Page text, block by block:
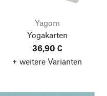
Yagom
Yogakarten
36,90 €
+ weitere Varianten